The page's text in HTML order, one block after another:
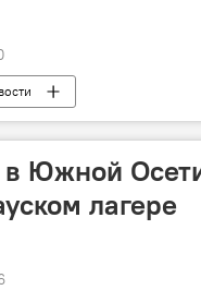
Южной
лагере